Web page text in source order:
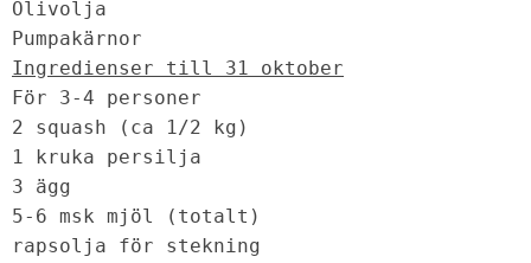
Olivolja
Pumpakärnor
Ingredienser till 31 oktober
För 3-4 personer
2 squash (ca 1/2 kg)
1 kruka persilja
3 ägg
5-6 msk mjöl (totalt)
rapsolja för stekning